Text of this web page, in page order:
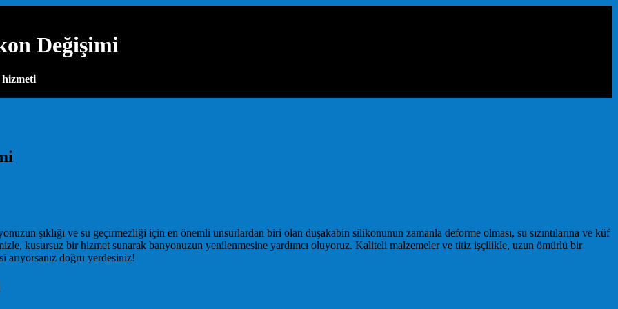
Değişimi
hizmeti
şıklığı ve su geçirmezliği için en önemli unsurlardan biri olan duşakabin silikonunun zamanla deforme olması, su sızıntılarına ve küf
kusursuz bir hizmet sunarak banyonuzun yenilenmesine yardımcı oluyoruz. Kaliteli malzemeler ve titiz işçilikle, uzun ömürlü bir
doğru yerdesiniz!